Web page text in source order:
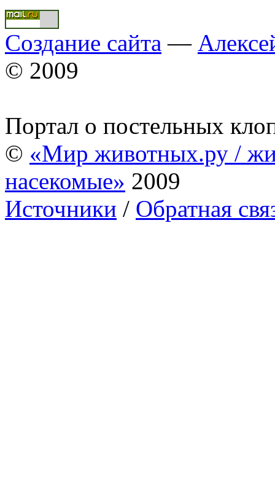
Создание сайта —
© 2009
Портал о постельных
© «Мир животных.ру /
насекомые» 2009
Источники / Обратная